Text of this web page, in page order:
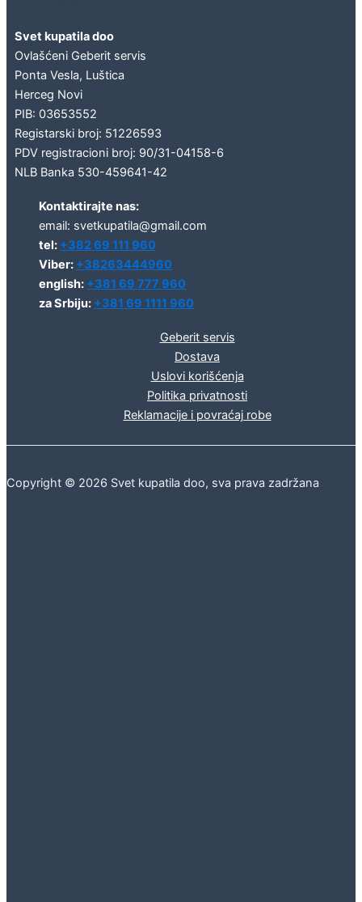
Svet kupatila doo
Ovlašćeni Geberit servis
Ponta Vesla, Luštica
Herceg Novi
PIB: 03653552
Registarski broj: 51226593
PDV registracioni broj: 90/31-04158-6
NLB Banka 530-459641-42
Kontaktirajte nas:
email: svetkupatila@gmail.com
tel: +382 69 111 960
Viber: +38263444960
english: +381 69 777 960
za Srbiju: +381 69 1111 960
Geberit servis
Dostava
Uslovi korišćenja
Politika privatnosti
Reklamacije i povraćaj robe
Copyright © 2026 Svet kupatila doo, sva prava zadržana